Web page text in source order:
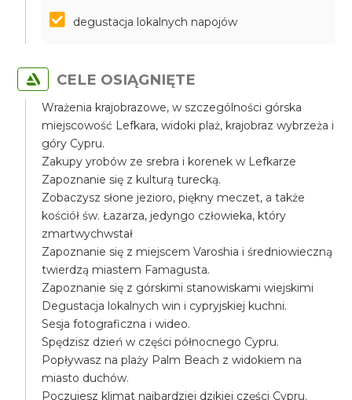
degustacja lokalnych napojów
CELE OSIĄGNIĘTE
Wrażenia krajobrazowe, w szczególności górska
miejscowość Lefkara, widoki plaż, krajobraz wybrzeża i
góry Cypru.
Zakupy yrobów ze srebra i korenek w Lefkarze
Zapoznanie się z kulturą turecką.
Zobaczysz słone jezioro, piękny meczet, a także
kościół św. Łazarza, jedyngo człowieka, który
zmartwychwstał
Zapoznanie się z miejscem Varoshia i średniowieczną
twierdzą miastem Famagusta.
Zapoznanie się z górskimi stanowiskami wiejskimi
Degustacja lokalnych win i cypryjskiej kuchni.
Sesja fotograficzna i wideo.
Spędzisz dzień w części północnego Cypru.
Popływasz na plaży Palm Beach z widokiem na
miasto duchów.
Poczujesz klimat najbardziej dzikiej części Cypru.